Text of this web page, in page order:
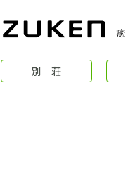
別 荘